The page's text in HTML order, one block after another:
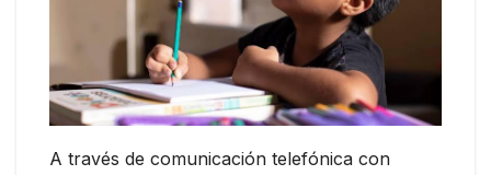
A través de comunicación telefónica con